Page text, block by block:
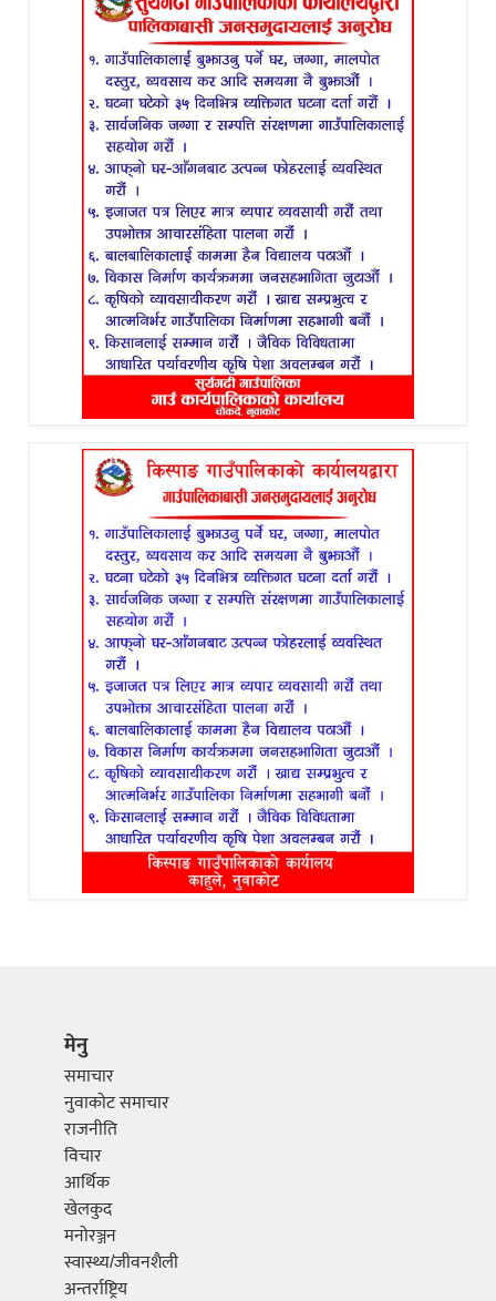
मेनु
समाचार
नुवाकोट समाचार
राजनीति
विचार
आर्थिक
खेलकुद
मनोरञ्जन
स्वास्थ्य/जीवनशैली
अन्तर्राष्ट्रिय